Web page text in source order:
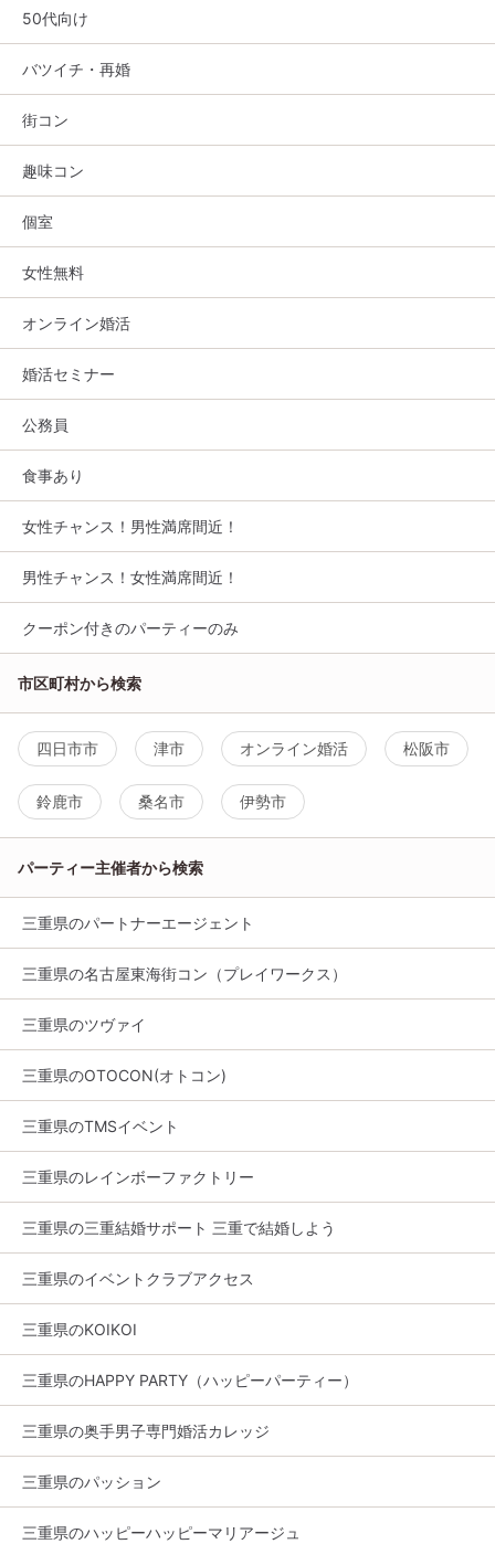
50代向け
バツイチ・再婚
街コン
趣味コン
個室
女性無料
オンライン婚活
婚活セミナー
公務員
食事あり
女性チャンス！男性満席間近！
男性チャンス！女性満席間近！
クーポン付きのパーティーのみ
市区町村から検索
四日市市 津市 オンライン婚活 松阪市
鈴鹿市 桑名市 伊勢市
パーティー主催者から検索
三重県のパートナーエージェント
三重県の名古屋東海街コン（プレイワークス）
三重県のツヴァイ
三重県のOTOCON(オトコン)
三重県のTMSイベント
三重県のレインボーファクトリー
三重県の三重結婚サポート 三重で結婚しよう
三重県のイベントクラブアクセス
三重県のKOIKOI
三重県のHAPPY PARTY（ハッピーパーティー）
三重県の奥手男子専門婚活カレッジ
三重県のパッション
三重県のハッピーハッピーマリアージュ